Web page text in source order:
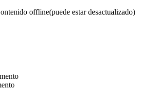
offline(puede estar desactualizado)